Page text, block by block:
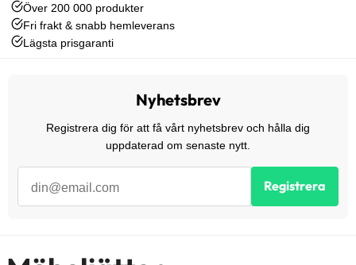
Över 200 000 produkter
Fri frakt & snabb hemleverans
Lägsta prisgaranti
Nyhetsbrev
Registrera dig för att få vårt nyhetsbrev och hålla dig
uppdaterad om senaste nytt.
Registrera